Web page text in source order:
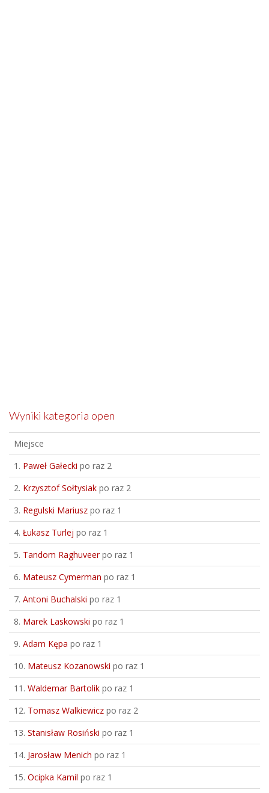
Wyniki kategoria open
Miejsce
1. Paweł Gałecki po raz 2
2. Krzysztof Sołtysiak po raz 2
3. Regulski Mariusz po raz 1
4. Łukasz Turlej po raz 1
5. Tandom Raghuveerpo raz 1
6. Mateusz Cymerman po raz 1
7. Antoni Buchalski po raz 1
8. Marek Laskowski po raz 1
9. Adam Kępa po raz 1
10. Mateusz Kozanowski po raz 1
11. Waldemar Bartolik po raz 1
12. Tomasz Walkiewicz po raz 2
13. Stanisław Rosiński po raz 1
14. Jarosław Menich po raz 1
15. Ocipka Kamil po raz 1